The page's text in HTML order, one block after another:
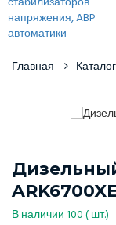
Главная Каталог
В наличии 100 ( шт.)